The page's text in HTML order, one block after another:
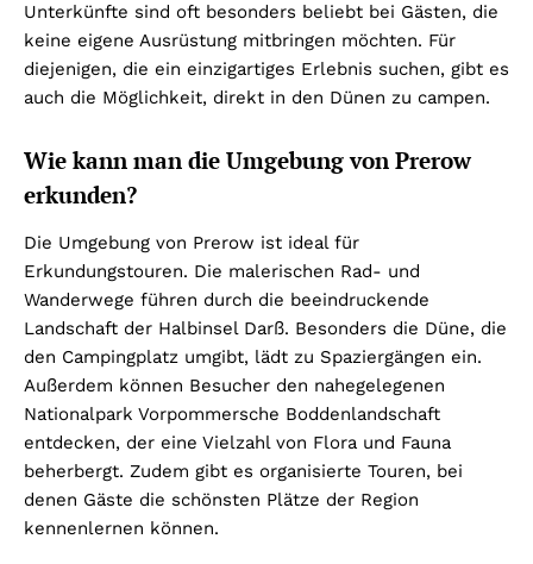
Unterkünfte sind oft besonders beliebt bei Gästen, die
keine eigene Ausrüstung mitbringen möchten. Für
diejenigen, die ein einzigartiges Erlebnis suchen, gibt es
auch die Möglichkeit, direkt in den Dünen zu campen.
Wie kann man die Umgebung von Prerow
erkunden?
Die Umgebung von Prerow ist ideal für
Erkundungstouren. Die malerischen Rad- und
Wanderwege führen durch die beeindruckende
Landschaft der Halbinsel Darß. Besonders die Düne, die
den Campingplatz umgibt, lädt zu Spaziergängen ein.
Außerdem können Besucher den nahegelegenen
Nationalpark Vorpommersche Boddenlandschaft
entdecken, der eine Vielzahl von Flora und Fauna
beherbergt. Zudem gibt es organisierte Touren, bei
denen Gäste die schönsten Plätze der Region
kennenlernen können.